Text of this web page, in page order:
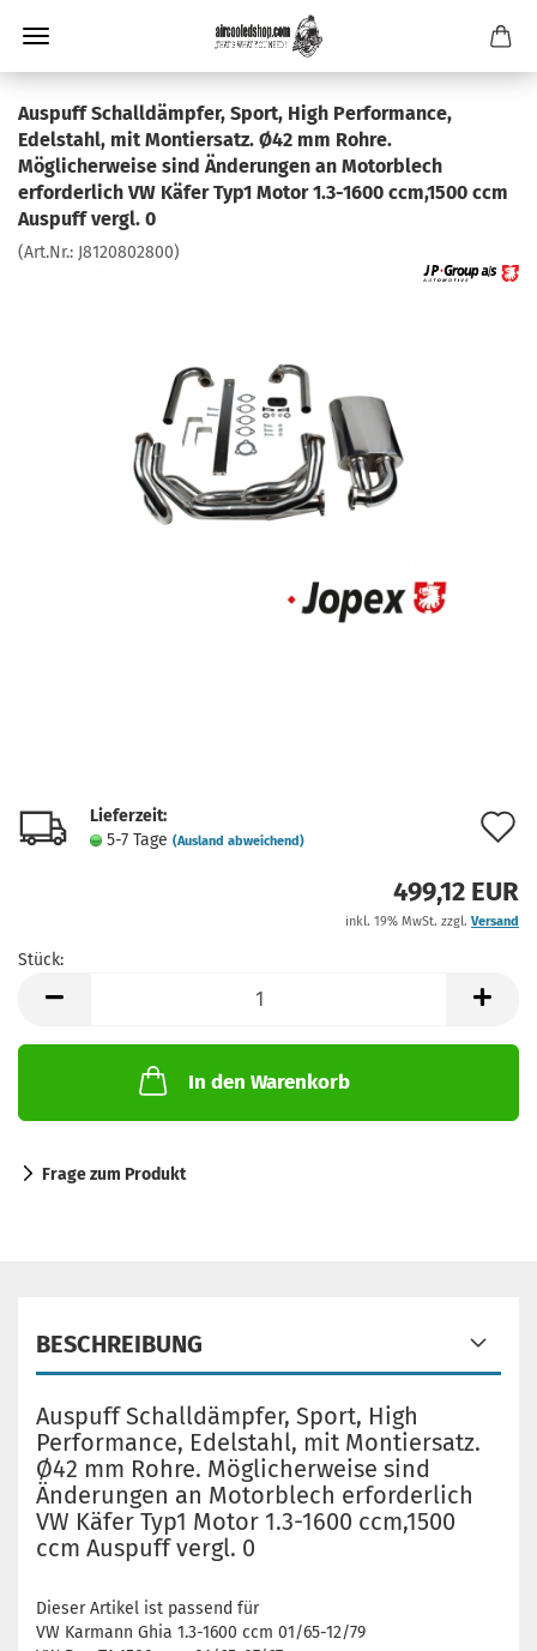
Auspuff Schalldämpfer, Sport, High Performance,
Edelstahl, mit Montiersatz. Ø42 mm Rohre.
Möglicherweise sind Änderungen an Motorblech
erforderlich VW Käfer Typ1 Motor 1.3-1600 ccm,1500 ccm
Auspuff vergl. 0
(Art.Nr.: J8120802800)
Lieferzeit:
5-7 Tage (Ausland abweichend)
499,12 EUR
inkl. 19% MwSt. zzgl. Versand
Stück:
In den Warenkorb
Frage zum Produkt
BESCHREIBUNG
Auspuff Schalldämpfer, Sport, High
Performance, Edelstahl, mit Montiersatz.
Ø42 mm Rohre. Möglicherweise sind
Änderungen an Motorblech erforderlich
VW Käfer Typ1 Motor 1.3-1600 ccm,1500
ccm Auspuff vergl. 0
Dieser Artikel ist passend für
VW Karmann Ghia 1.3-1600 ccm 01/65-12/79